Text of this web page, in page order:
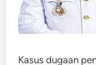
Kasus dugaan